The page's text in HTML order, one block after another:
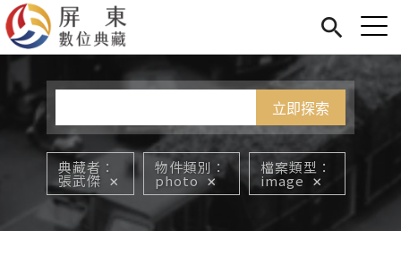
展覽
關於我們
Jump to Main content
您在這裡
典藏者
張武傑
物件類別
photo
檔案類型
image